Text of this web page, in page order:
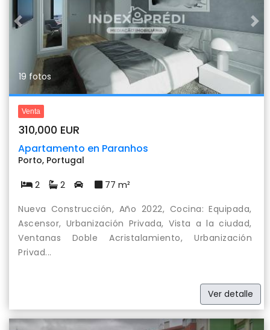
Previous
19 fotos
Venta
310,000 EUR
Apartamento en Paranhos
Porto, Portugal
2 2 77 m²
Nueva Construcción, Año 2022, Cocina: Equipada,
Ascensor, Urbanización Privada, Vista a la ciudad,
Ventanas Doble Acristalamiento, Urbanización
Privad...
Ver detalle